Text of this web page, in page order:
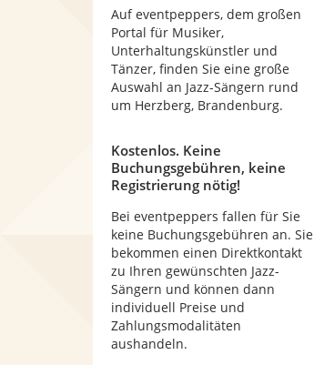
Auf eventpeppers, dem großen
Portal für Musiker,
Unterhaltungskünstler und
Tänzer, finden Sie eine große
Auswahl an Jazz-Sängern rund
um Herzberg, Brandenburg.
Kostenlos. Keine
Buchungsgebühren, keine
Registrierung nötig!
Bei eventpeppers fallen für Sie
keine Buchungsgebühren an. Sie
bekommen einen Direktkontakt
zu Ihren gewünschten Jazz-
Sängern und können dann
individuell Preise und
Zahlungsmodalitäten
aushandeln.